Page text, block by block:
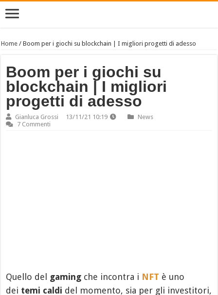
Home /Boom per i giochi su blockchain | I migliori progetti di adesso
Boom per i giochi su
blockchain | I migliori
progetti di adesso
Gianluca Grossi 13/11/21 10:19
News
7 Commenti
Quello del gaming che incontra i NFT è uno
dei temi caldi del momento, sia per gli investitori,